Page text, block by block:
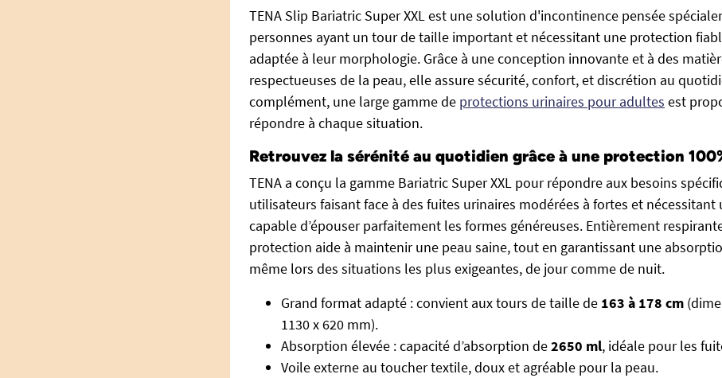
TENA Slip Bariatric Super XXL est une solution d'incontinence pensée
personnes ayant un tour de taille important et nécessitant une protection
adaptée à leur morphologie. Grâce à une conception innovante et à des
respectueuses de la peau, elle assure sécurité, confort, et discrétion au
complément, une large gamme de protections urinaires pour adultes est
répondre à chaque situation.
Retrouvez la sérénité au quotidien grâce à une protection
TENA a conçu la gamme Bariatric Super XXL pour répondre aux besoins
utilisateurs faisant face à des fuites urinaires modérées à fortes et
capable d’épouser parfaitement les formes généreuses. Entièrement
protection aide à maintenir une peau saine, tout en garantissant une
même lors des situations les plus exigeantes, de jour comme de nuit.
Grand format adapté : convient aux tours de taille de 163 à 178 cm
1130 x 620 mm).
Absorption élevée : capacité d’absorption de2650 ml, idéale pour les
Voile externe au toucher textile, doux et agréable pour la peau.